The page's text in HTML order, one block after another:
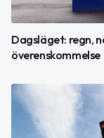
Dagsläget: regn,
överenskommelse